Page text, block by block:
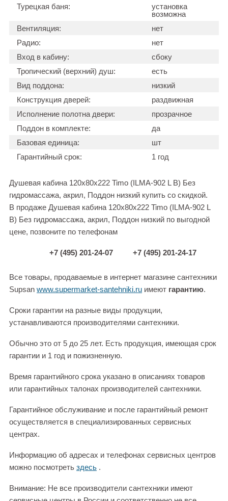
Турецкая баня:
установка
возможна
Вентиляция:
нет
Радио:
нет
Вход в кабину:
сбоку
Тропический (верхний) душ:
есть
Вид поддона:
низкий
Конструкция дверей:
раздвижная
Исполнение полотна двери:
прозрачное
Поддон в комплекте:
да
Базовая единица:
шт
Гарантийный срок:
1 год
Душевая кабина 120x80x222 Timo (ILMA-902 L B) Без
гидромассажа, акрил, Поддон низкий купить со скидкой.
В продаже Душевая кабина 120x80x222 Timo (ILMA-902 L
B) Без гидромассажа, акрил, Поддон низкий по выгодной
цене, позвоните по телефонам
+7 (495) 201-24-07 +7 (495) 201-24-17
Все товары, продаваемые в интернет магазине сантехники
Supsan www.supermarket-santehniki.ru имеют гарантию.
Сроки гарантии на разные виды продукции,
устанавливаются производителями сантехники.
Обычно это от 5 до 25 лет. Есть продукция, имеющая срок
гарантии и 1 год и пожизненную.
Время гарантийного срока указано в описаниях товаров
или гарантийных талонах производителей сантехники.
Гарантийное обслуживание и после гарантийный ремонт
осуществляется в специализированных сервисных
центрах.
Информацию об адресах и телефонах сервисных центров
можно посмотреть здесь .
Внимание: Не все производители сантехники имеют